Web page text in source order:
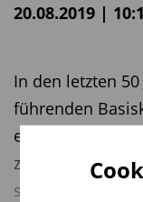
20.08.2019 |
In den letzten
führenden
einer analogen
zeigte sich an
steigenden